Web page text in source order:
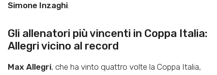
Simone Inzaghi.
Gli allenatori più vincenti in Coppa Italia:
Allegri vicino al record
Max Allegri, che ha vinto quattro volte la Coppa Italia,